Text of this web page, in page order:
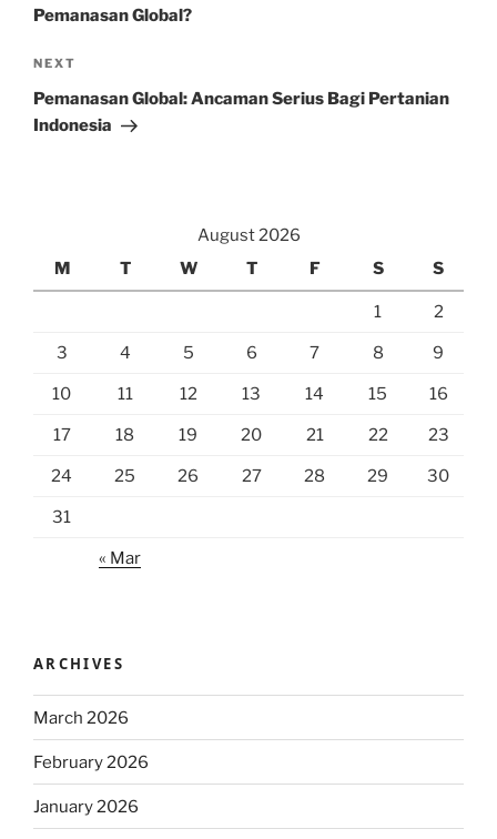
Pemanasan Global?
Next
Post
NEXT
Pemanasan Global: Ancaman Serius Bagi Pertanian
Indonesia
August 2026
M
T W T F S S
1 2
3 4 5 6 7 8 9
10 11 12 13 14 15 16
17 18 19 20 21 22 23
24 25 26 27 28 29 30
31
« Mar
ARCHIVES
March 2026
February 2026
January 2026